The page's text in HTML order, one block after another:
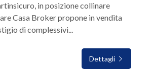
in posizione collinare
Casa Broker propone in vendita
di complessivi...
Dettagli